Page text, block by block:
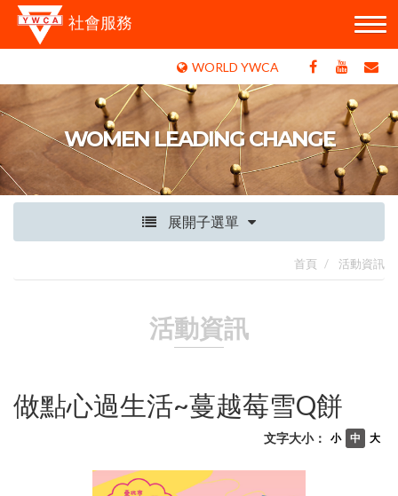
社會服務
WORLD YWCA
WOMEN LEADING CHANGE
展開子選單
首頁 活動資訊
活動資訊
做點心過生活~蔓越莓雪Q餅
大
中
小
文字大小：